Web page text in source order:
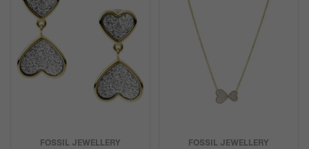
FOSSIL JEWELLERY FOSSIL JEWELLERY